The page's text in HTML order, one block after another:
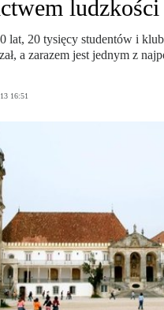
ludzkości
lat, 20 tysięcy studentów i
a zarazem jest jednym z
16:51